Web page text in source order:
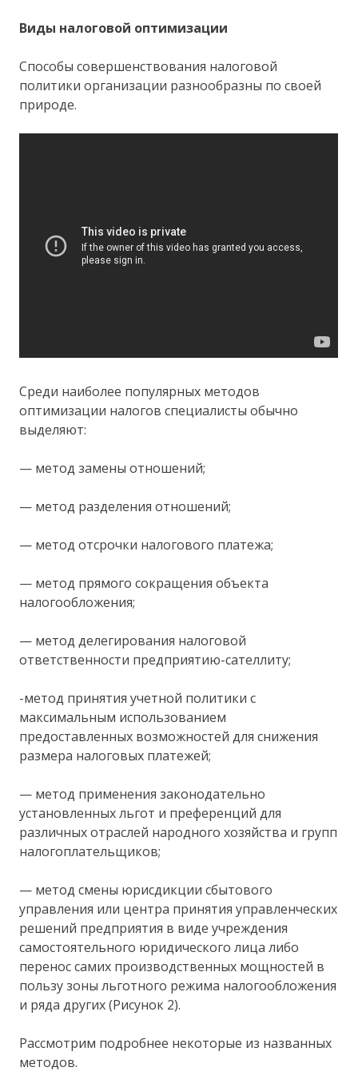
Виды налоговой оптимизации
Способы совершенствования налоговой
политики организации разнообразны по своей
природе.
Среди наиболее популярных методов
оптимизации налогов специалисты обычно
выделяют:
— метод замены отношений;
— метод разделения отношений;
— метод отсрочки налогового платежа;
— метод прямого сокращения объекта
налогообложения;
— метод делегирования налоговой
ответственности предприятию-сателлиту;
-метод принятия учетной политики с
максимальным использованием
предоставленных возможностей для снижения
размера налоговых платежей;
— метод применения законодательно
установленных льгот и преференций для
различных отраслей народного хозяйства и групп
налогоплательщиков;
— метод смены юрисдикции сбытового
управления или центра принятия управленческих
решений предприятия в виде учреждения
самостоятельного юридического лица либо
перенос самих производственных мощностей в
пользу зоны льготного режима налогообложения
и ряда других (Рисунок 2).
Рассмотрим подробнее некоторые из названных
методов.